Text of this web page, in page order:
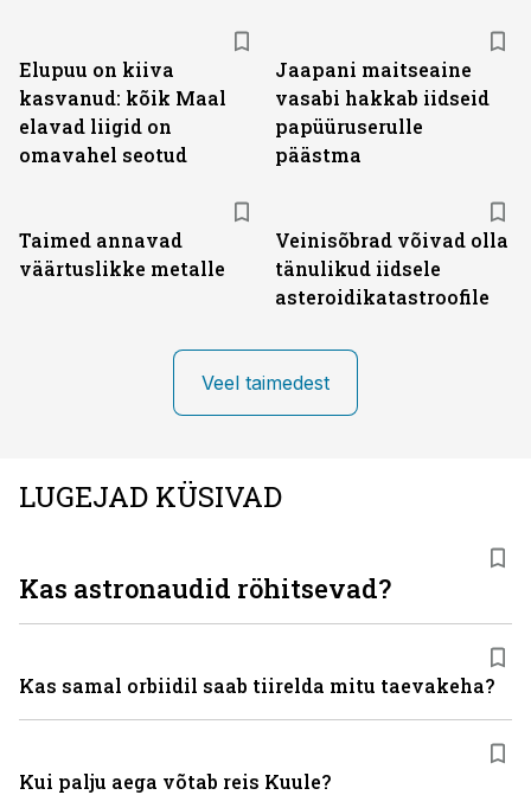
Elupuu on kiiva
kasvanud: kõik Maal
elavad liigid on
omavahel seotud
Jaapani maitseaine
vasabi hakkab iidseid
papüüruserulle
päästma
Taimed annavad
väärtuslikke metalle
Veinisõbrad võivad olla
tänulikud iidsele
asteroidikatastroofile
Veel taimedest
LUGEJAD KÜSIVAD
Kas astronaudid röhitsevad?
Kas samal orbiidil saab tiirelda mitu taevakeha?
Kui palju aega võtab reis Kuule?